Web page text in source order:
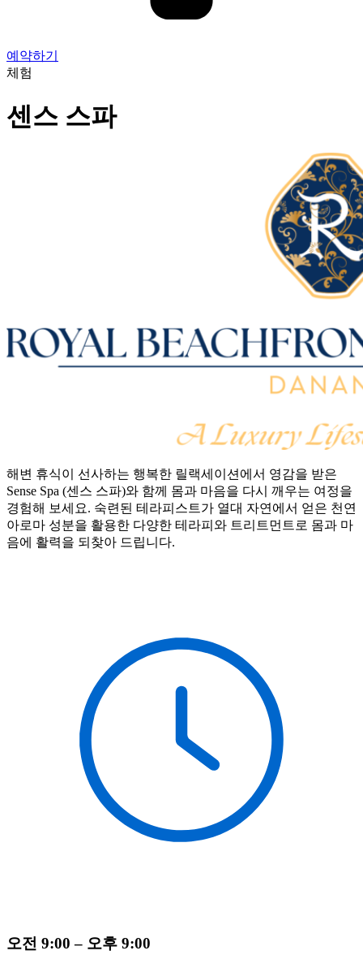
예약하기
체험
센스 스파
해변 휴식이 선사하는 행복한 릴랙세이션에서 영감을 받은
Sense Spa (센스 스파)와 함께 몸과 마음을 다시 깨우는 여정을
경험해 보세요. 숙련된 테라피스트가 열대 자연에서 얻은 천연
아로마 성분을 활용한 다양한 테라피와 트리트먼트로 몸과 마
음에 활력을 되찾아 드립니다.
오전 9:00 – 오후 9:00